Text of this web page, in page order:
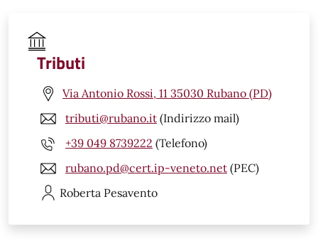
Tributi
Via Antonio Rossi, 11 35030 Rubano (PD)
tributi@rubano.it (Indirizzo mail)
+39 049 8739222 (Telefono)
rubano.pd@cert.ip-veneto.net (PEC)
Roberta Pesavento